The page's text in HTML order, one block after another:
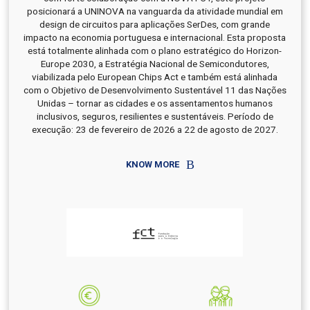
posicionará a UNINOVA na vanguarda da atividade mundial em
design de circuitos para aplicações SerDes, com grande
impacto na economia portuguesa e internacional. Esta proposta
está totalmente alinhada com o plano estratégico do Horizon-
Europe 2030, a Estratégia Nacional de Semicondutores,
viabilizada pelo European Chips Act e também está alinhada
com o Objetivo de Desenvolvimento Sustentável 11 das Nações
Unidas – tornar as cidades e os assentamentos humanos
inclusivos, seguros, resilientes e sustentáveis. Período de
execução: 23 de fevereiro de 2026 a 22 de agosto de 2027.
KNOW MORE